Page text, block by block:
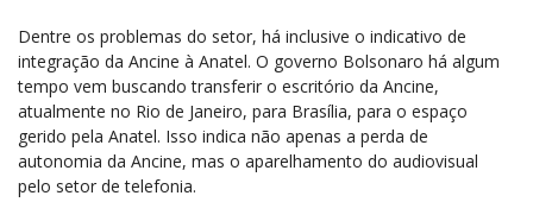
Dentre os problemas do setor, há inclusive o indicativo de
integração da Ancine à Anatel. O governo Bolsonaro há algum
tempo vem buscando transferir o escritório da Ancine,
atualmente no Rio de Janeiro, para Brasília, para o espaço
gerido pela Anatel. Isso indica não apenas a perda de
autonomia da Ancine, mas o aparelhamento do audiovisual
pelo setor de telefonia.